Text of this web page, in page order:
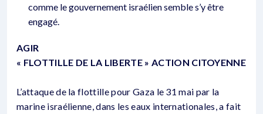
comme le gouvernement israélien semble s’y être
engagé.
AGIR
« FLOTTILLE DE LA LIBERTE » ACTION CITOYENNE
L’attaque de la flottille pour Gaza le 31 mai par la
marine israélienne, dans les eaux internationales, a fait